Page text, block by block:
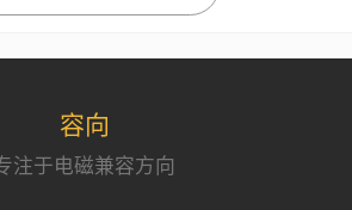
容向
注于电磁兼容方向